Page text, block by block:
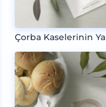
Çorba Kaselerinin